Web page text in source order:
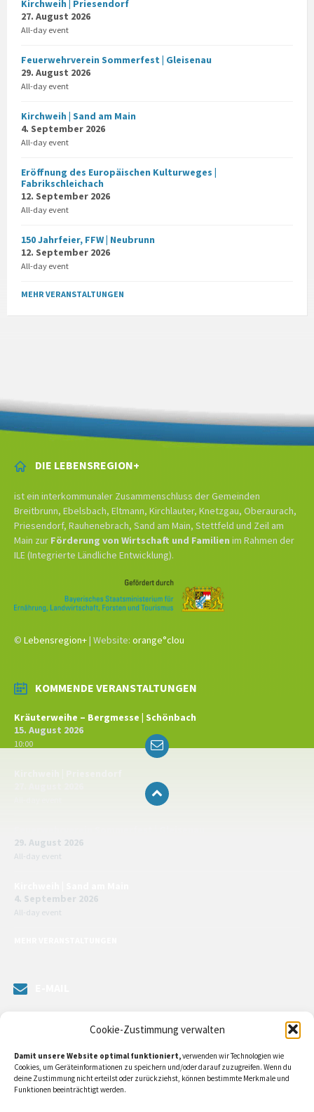
Cookie-Zustimmung verwalten
Damit unsere Website optimal funktioniert,verwenden wir Technologien wie
Cookies, um Geräteinformationen zu speichern und/oder darauf zuzugreifen. Wenn du
deine Zustimmung nicht erteilst oder zurückziehst, können bestimmte Merkmale und
Funktionen beeinträchtigt werden.
Kirchweih | Priesendorf
27. August 2026
All-day event
Feuerwehrverein Sommerfest | Gleisenau
29. August 2026
All-day event
Kirchweih | Sand am Main
4. September 2026
All-day event
Eröffnung des Europäischen Kulturweges |
Fabrikschleichach
12. September 2026
All-day event
150 Jahrfeier, FFW | Neubrunn
12. September 2026
All-day event
MEHR VERANSTALTUNGEN
DIE LEBENSREGION+
ist ein interkommunaler Zusammenschluss der Gemeinden
Breitbrunn, Ebelsbach, Eltmann, Kirchlauter, Knetzgau, Oberaurach,
Priesendorf, Rauhenebrach, Sand am Main, Stettfeld und Zeil am
Main zur Förderung von Wirtschaft und Familien im Rahmen der
ILE (Integrierte Ländliche Entwicklung).
© Lebensregion+| Website: orange°clou
KOMMENDE VERANSTALTUNGEN
Kräuterweihe – Bergmesse | Schönbach
15. August 2026
10:00
29. August 2026
All-day event
4. September 2026
All-day event
kontaktieren oder direkt an unsere Bürgermeister/in schreiben.
Klicken Siehier…
Email